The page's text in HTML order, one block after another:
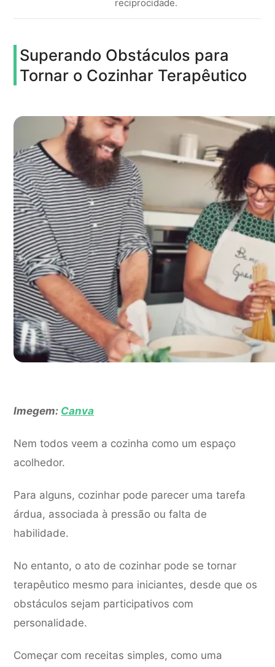
reciprocidade.
Superando Obstáculos para
Tornar o Cozinhar Terapêutico
Imegem: Canva
Nem todos veem a cozinha como um espaço
acolhedor.
Para alguns, cozinhar pode parecer uma tarefa
árdua, associada à pressão ou falta de
habilidade.
No entanto, o ato de cozinhar pode se tornar
terapêutico mesmo para iniciantes, desde que os
obstáculos sejam participativos com
personalidade.
Começar com receitas simples, como uma